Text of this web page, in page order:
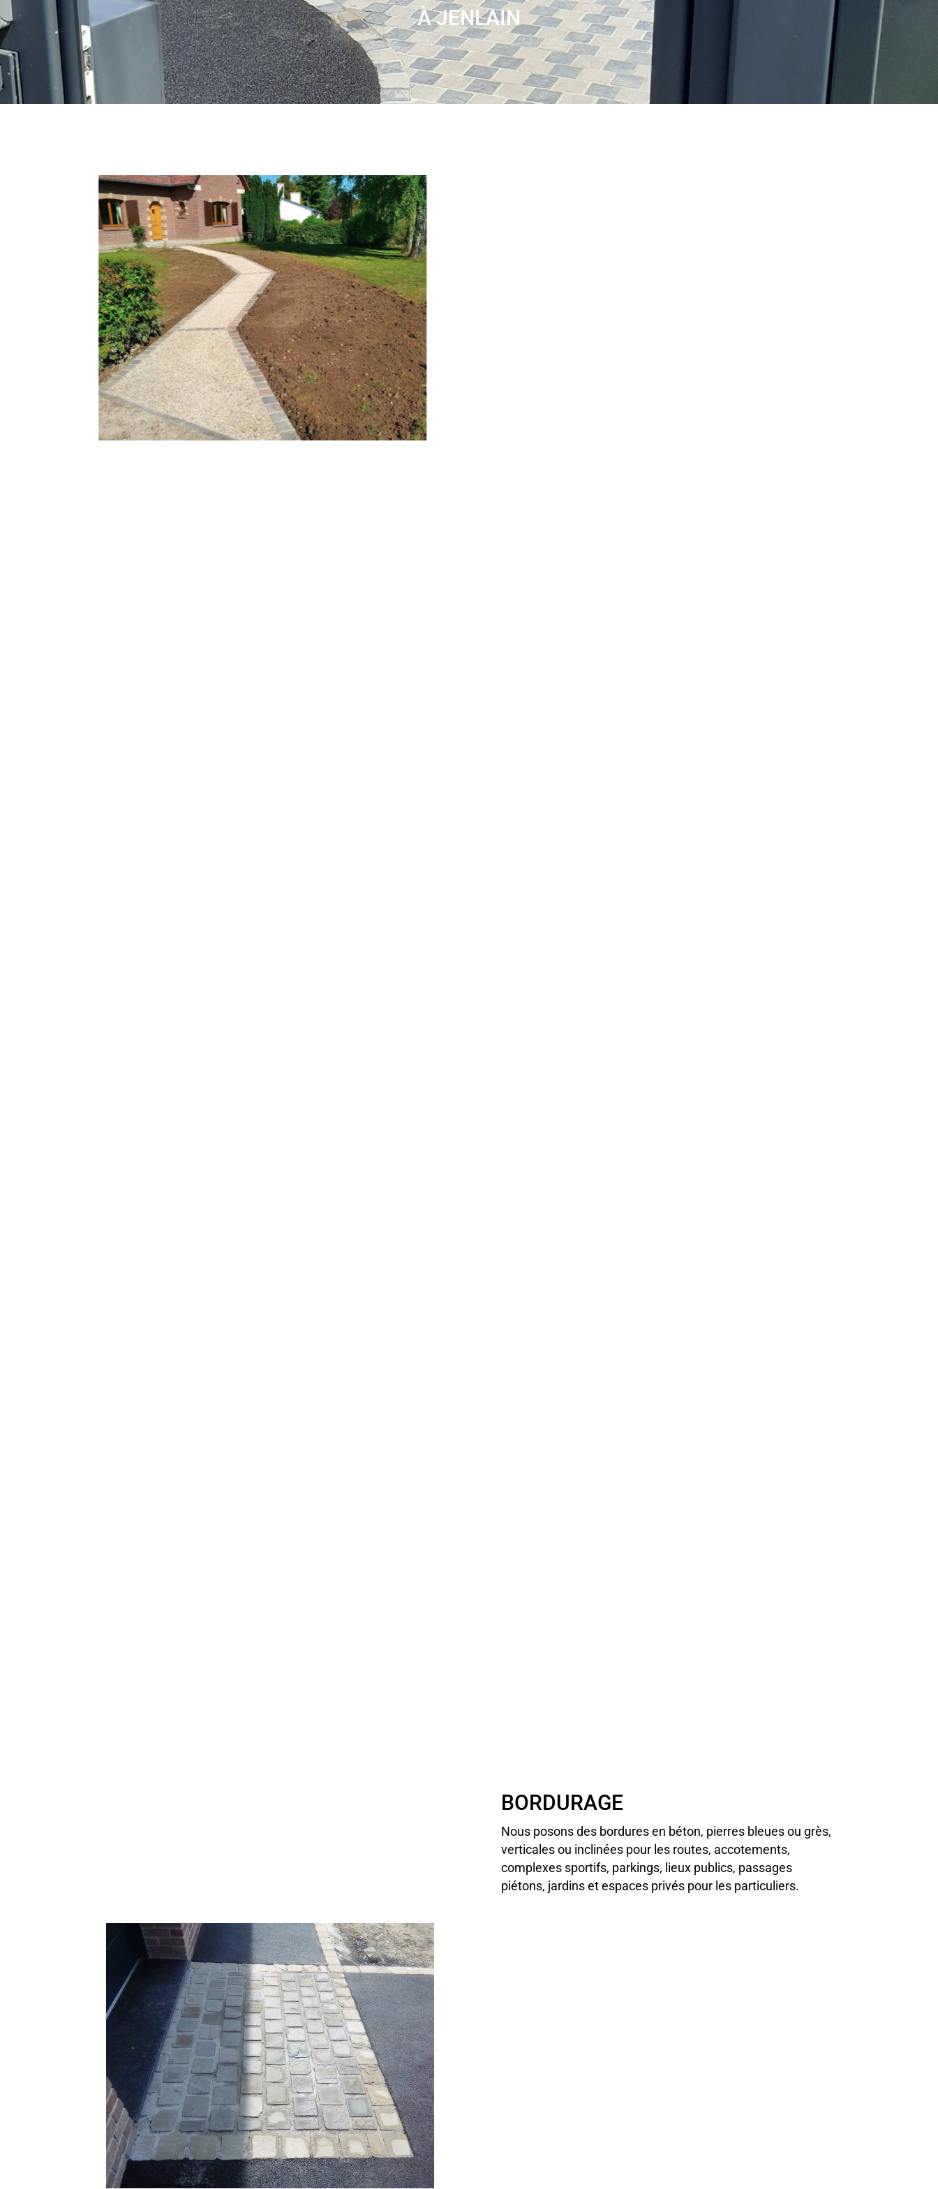
À JENLAIN
BORDURAGE
Nous posons des bordures en béton, pierres bleues ou grès,
verticales ou inclinées pour les routes, accotements,
complexes sportifs, parkings, lieux publics, passages
piétons, jardins et espaces privés pour les particuliers.